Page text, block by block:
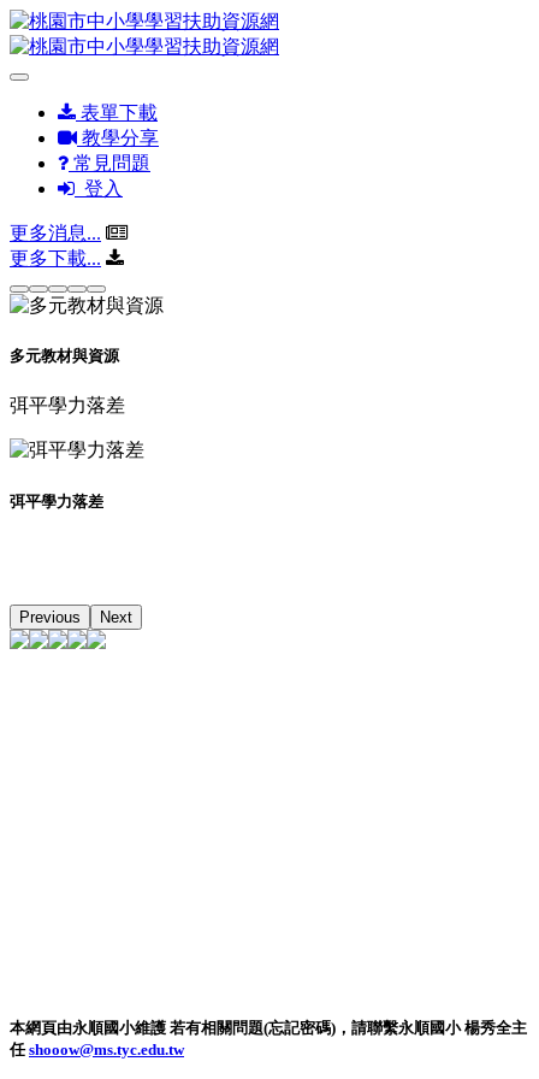
表單下載
教學分享
常見問題
登入
更多消息...
更多下載...
多元教材與資源
弭平學力落差
弭平學力落差
Previous Next
本網頁由永順國小維護 若有相關問題(忘記密碼)，請聯繫永順國小 楊秀全主
任shooow@ms.tyc.edu.tw